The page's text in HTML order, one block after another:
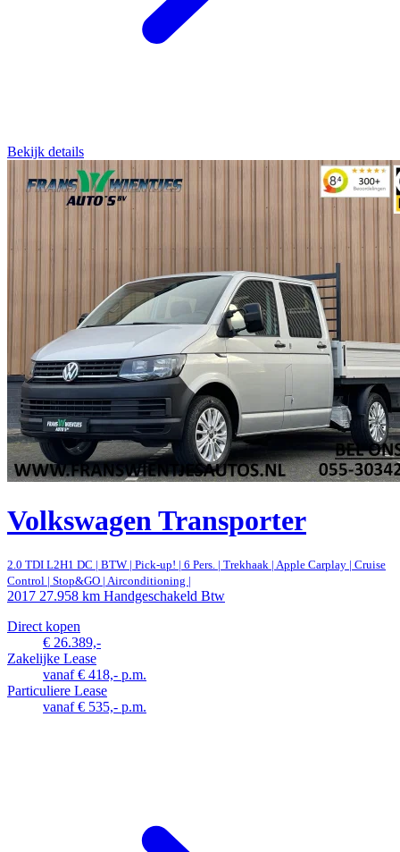
Bekijk details
Volkswagen Transporter
2.0 TDI L2H1 DC | BTW | Pick-up! | 6 Pers. | Trekhaak | Apple Carplay | Cruise
Control | Stop&GO | Airconditioning |
2017 27.958 km Handgeschakeld Btw
Direct kopen
€ 26.389,-
Zakelijke Lease
vanaf € 418,- p.m.
Particuliere Lease
vanaf € 535,- p.m.